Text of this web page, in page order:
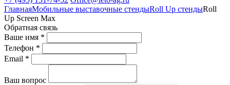
ГлавнаяМобильные выставочные стендыRoll Up стендыRoll
Up Screen Max
Обратная связь
Ваше имя *
Телефон *
Email *
Ваш вопрос